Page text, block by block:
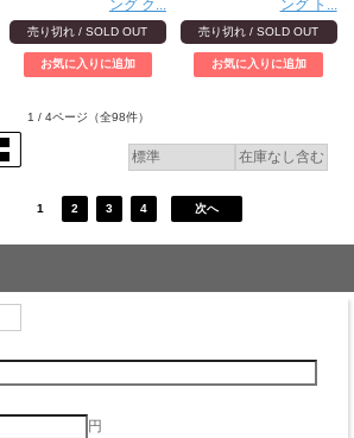
ング ク...
売り切れ / SOLD OUT
ング ト...
売り切れ / SOLD OUT
1 / 4ページ （全98件）
1 2 3 4 次へ
円